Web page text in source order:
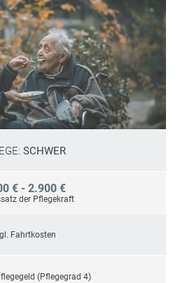
SCHWER
€ - 2.900 €
der Pflegekraft
Fahrtkosten
(Pflegegrad 4)